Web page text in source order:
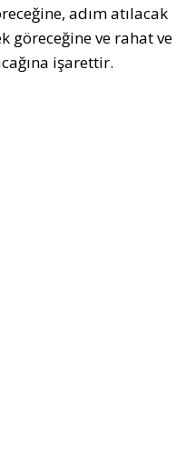
adım atılacak
göreceğine ve rahat ve
işarettir.